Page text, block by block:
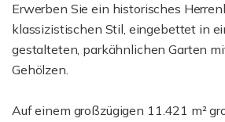
Erwerben Sie ein historisches
klassizistischen Stil, eingebettet in
gestalteten, parkähnlichen Garten
Gehölzen.
Auf einem großzügigen 11.421 m²